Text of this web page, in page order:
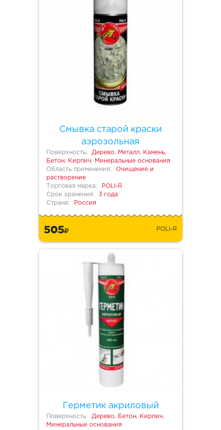
Смывка старой краски
аэрозольная
Поверхность:
Дерево, Металл, Камень,
Бетон, Кирпич, Минеральные основания
Область применения:
Очищение и
растворение
Торговая марка:
POLI-R
Срок хранения:
3 года
Страна:
Россия
505 POLI-R
Герметик акриловый
Поверхность:
Дерево, Бетон, Кирпич,
Минеральные основания